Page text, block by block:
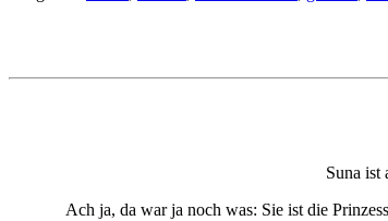
Suna ist
Ach ja, da war ja noch was: Sie ist die